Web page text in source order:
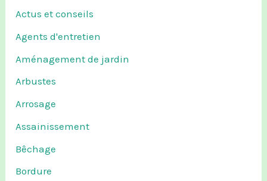
Actus et conseils
Agents d'entretien
Aménagement de jardin
Arbustes
Arrosage
Assainissement
Bêchage
Bordure